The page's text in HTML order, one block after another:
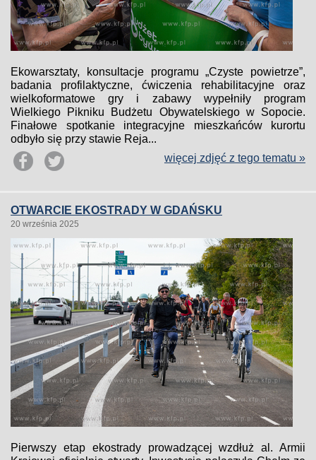
Ekowarsztaty, konsultacje programu „Czyste powietrze”,
badania profilaktyczne, ćwiczenia rehabilitacyjne oraz
wielkoformatowe gry i zabawy wypełniły program
Wielkiego Pikniku Budżetu Obywatelskiego w Sopocie.
Finałowe spotkanie integracyjne mieszkańców kurortu
odbyło się przy stawie Reja...
więcej zdjęć z tego tematu »
OTWARCIE EKOSTRADY W GDAŃSKU
20 września 2025
Pierwszy etap ekostrady prowadzącej wzdłuż al. Armii